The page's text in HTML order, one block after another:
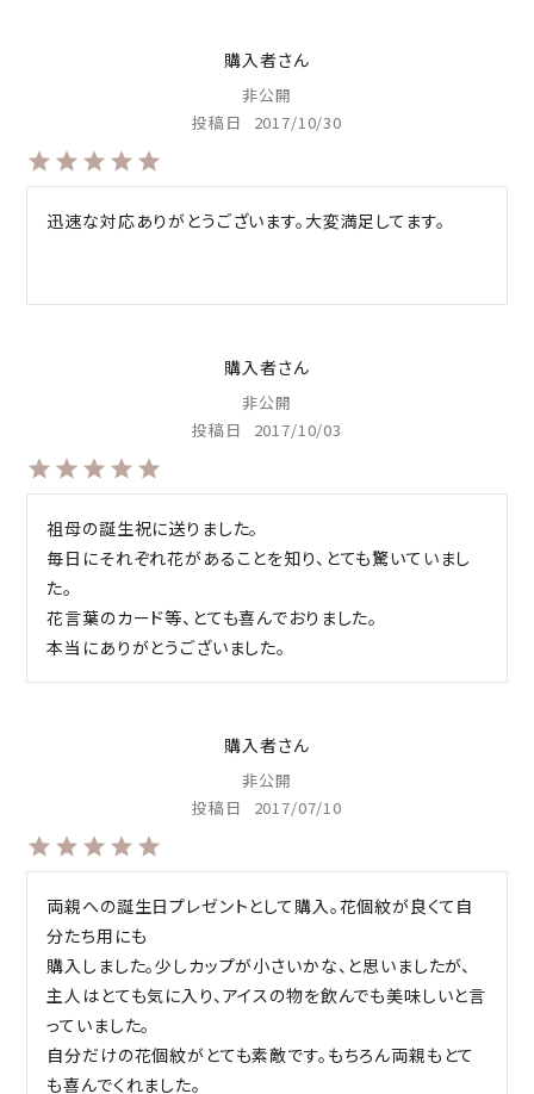
購入者
非公開
投稿日
2017/10/30
迅速な対応ありがとうございます。大変満足してます。
購入者
非公開
投稿日
2017/10/03
祖母の誕生祝に送りました。
毎日にそれぞれ花があることを知り、とても驚いていまし
た。
花言葉のカード等、とても喜んでおりました。
購入者
非公開
投稿日
2017/07/10
両親への誕生日プレゼントとして購入。花個紋が良くて自
分たち用にも
購入しました。少しカップが小さいかな、と思いましたが、
主人はとても気に入り、アイスの物を飲んでも美味しいと言
っていました。
自分だけの花個紋がとても素敵です。もちろん両親もとて